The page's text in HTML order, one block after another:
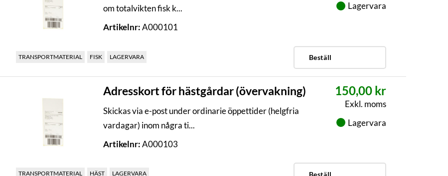
om totalvikten fisk k...
Artikelnr:A000101
Lagervara
TRANSPORTMATERIAL FISK LAGERVARA Beställ
Adresskort för hästgårdar (övervakning)
Skickas via e-post under ordinarie öppettider (helgfria
vardagar) inom några ti...
Artikelnr:A000103
150,00 kr
Exkl. moms
Lagervara
TRANSPORTMATERIAL HÄST LAGERVARA Beställ